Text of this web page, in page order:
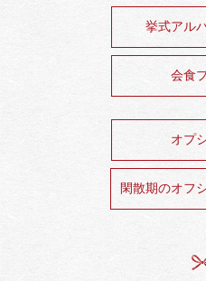
挙式アル
会食
オプ
閑散期のオフ